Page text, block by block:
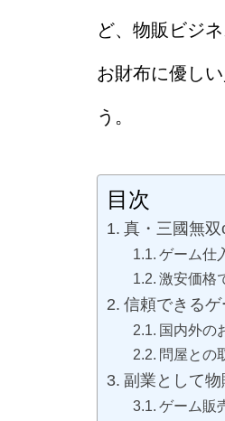
ど、物販ビジ
お財布に優し
う。
目次
真・三國無
ゲーム仕
激安価格
信頼できる
国内外の
問屋との
副業として
ゲーム販